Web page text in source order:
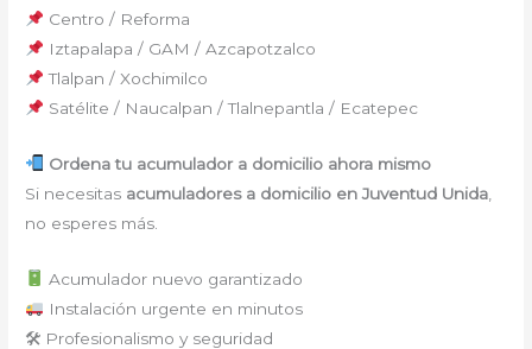
Centro / Reforma
Iztapalapa / GAM / Azcapotzalco
Tlalpan / Xochimilco
Satélite / Naucalpan / Tlalnepantla / Ecatepec
Ordena tu acumulador a domicilio ahora mismo
Si necesitas acumuladores a domicilio en Juventud Unida
no esperes más.
Acumulador nuevo garantizado
Instalación urgente en minutos
🛠 Profesionalismo y seguridad